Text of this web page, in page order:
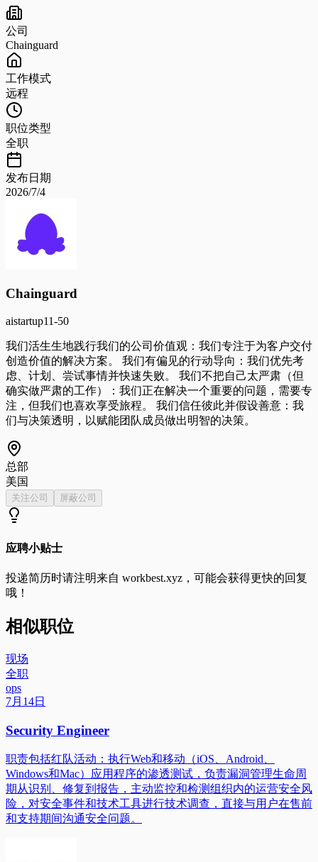
公司
Chainguard
工作模式
远程
职位类型
全职
发布日期
2026/7/4
Chainguard
aistartup11-50
我们活生生地践行我们的公司价值观：我们专注于为客户交付
创造价值的解决方案。 我们有偏见的行动导向：我们优先考
虑、计划、尝试事情并快速失败。 我们不把自己太严肃（但
确实做严肃的工作）：我们正在解决一个重要的问题，需要专
注，但我们也喜欢享受旅程。 我们信任彼此并假设善意：我
们与决策透明，以赋能团队成员做出明智的决策。
总部
美国
关注公司 屏蔽公司
应聘小贴士
投递简历时请注明来自 workbest.xyz ，可能会获得更快的回复
哦！
相似职位
现场
全职
ops
7月14日
Security Engineer
职责包括红队活动：执行Web和移动（iOS、Android、
Windows和Mac）应用程序的渗透测试，负责漏洞管理生命周
期从识别、修复到报告，主动监控和检测组织内的运营安全风
险，对安全事件和技术工具进行技术调查，直接与用户在售前
和支持期间沟通安全问题。